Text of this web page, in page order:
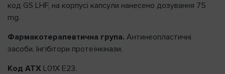
код GS LHF, на корпусі капсули нанесено дозування 75
mg.
Фармакотерапевтична група. Антинеопластичні
засоби. Інгібітори протеїнкінази.
Код АТХ L01X E23.